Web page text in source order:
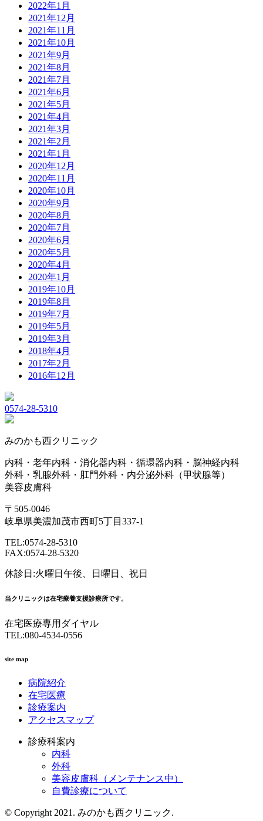
2022年1月
2021年12月
2021年11月
2021年10月
2021年9月
2021年8月
2021年7月
2021年6月
2021年5月
2021年4月
2021年3月
2021年2月
2021年1月
2020年12月
2020年11月
2020年10月
2020年9月
2020年8月
2020年7月
2020年6月
2020年5月
2020年4月
2020年1月
2019年10月
2019年8月
2019年7月
2019年5月
2019年3月
2018年4月
2017年2月
2016年12月
0574-28-5310
みのかも西クリニック
内科・老年内科・消化器内科・循環器内科・脳神経内科
外科・乳腺外科・肛門外科・内分泌外科（甲状腺等）
美容皮膚科
〒505-0046
岐阜県美濃加茂市西町5丁目337-1
TEL:0574-28-5310
FAX:0574-28-5320
休診日:火曜日午後、日曜日、祝日
当クリニックは在宅療養支援診療所です。
在宅医療専用ダイヤル
TEL:080-4534-0556
site map
病院紹介
在宅医療
診療案内
アクセスマップ
診療科案内
内科
外科
美容皮膚科（メンテナンス中）
自費診療について
© Copyright 2021. みのかも西クリニック.